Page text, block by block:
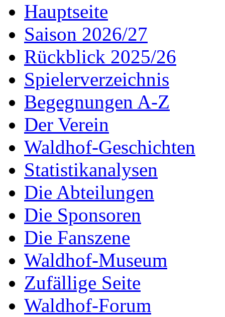
Hauptseite
Saison 2026/27
Rückblick 2025/26
Spielerverzeichnis
Begegnungen A-Z
Der Verein
Waldhof-Geschichten
Statistikanalysen
Die Abteilungen
Die Sponsoren
Die Fanszene
Waldhof-Museum
Zufällige Seite
Waldhof-Forum